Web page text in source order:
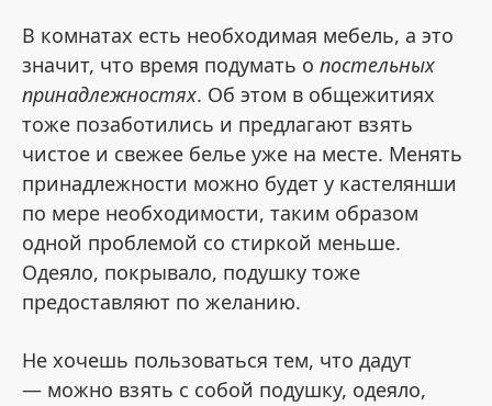
В комнатах есть необходимая мебель, а это
значит, что время подумать о постельных
принадлежностях. Об этом в общежитиях
тоже позаботились и предлагают взять
чистое и свежее белье уже на месте. Менять
принадлежности можно будет у кастелянши
по мере необходимости, таким образом
одной проблемой со стиркой меньше.
Одеяло, покрывало, подушку тоже
предоставляют по желанию.
Не хочешь пользоваться тем, что дадут
— можно взять с собой подушку, одеяло,